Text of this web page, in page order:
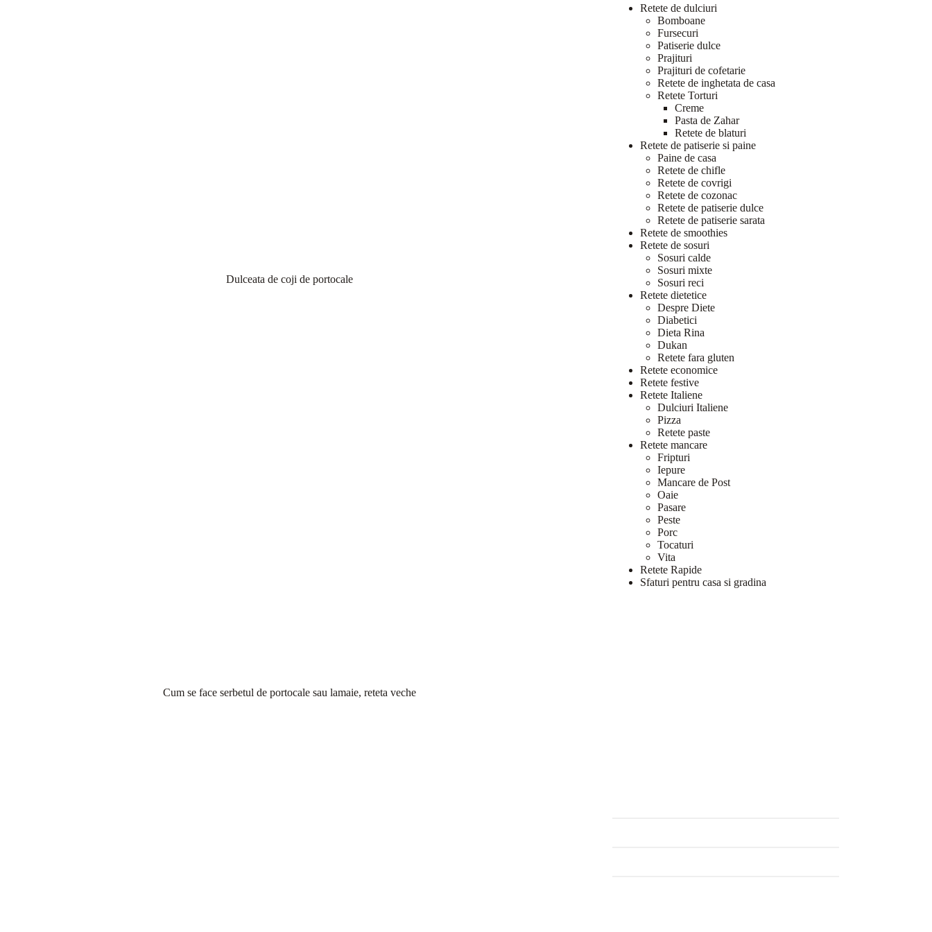
Dulceata de coji de portocale
Cum se face serbetul de portocale sau lamaie, reteta veche
Retete de dulciuri
Bomboane
Fursecuri
Patiserie dulce
Prajituri
Prajituri de cofetarie
Retete de inghetata de casa
Retete Torturi
Creme
Pasta de Zahar
Retete de blaturi
Retete de patiserie si paine
Paine de casa
Retete de chifle
Retete de covrigi
Retete de cozonac
Retete de patiserie dulce
Retete de patiserie sarata
Retete de smoothies
Retete de sosuri
Sosuri calde
Sosuri mixte
Sosuri reci
Retete dietetice
Despre Diete
Diabetici
Dieta Rina
Dukan
Retete fara gluten
Retete economice
Retete festive
Retete Italiene
Dulciuri Italiene
Pizza
Retete paste
Retete mancare
Fripturi
Iepure
Mancare de Post
Oaie
Pasare
Peste
Porc
Tocaturi
Vita
Retete Rapide
Sfaturi pentru casa si gradina